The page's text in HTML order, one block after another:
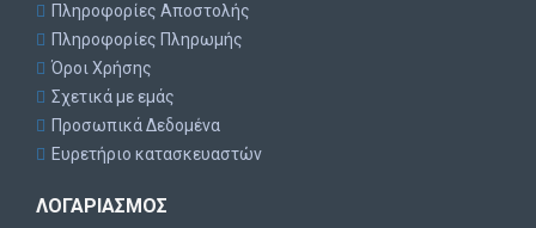
Πληροφορίες Αποστολής
Πληροφορίες Πληρωμής
Όροι Χρήσης
Σχετικά με εμάς
Προσωπικά Δεδομένα
Ευρετήριο κατασκευαστών
ΛΟΓΑΡΙΑΣΜΌΣ